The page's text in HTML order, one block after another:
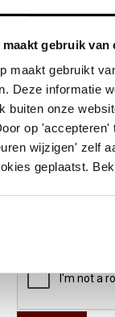
maakt gebruik van
maakt gebruikt
Deze informatie
buiten onze
op
wijzigen' zelf
geplaatst.
product